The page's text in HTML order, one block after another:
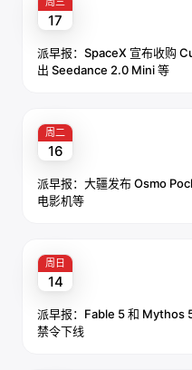
17
派早报：SpaceX 宣布收购
出 Seedance 2.0 Mini 等
周二
16
派早报：大疆发布 Osmo
电影机等
周日
14
派早报：Fable 5 和 Mythos
禁令下线